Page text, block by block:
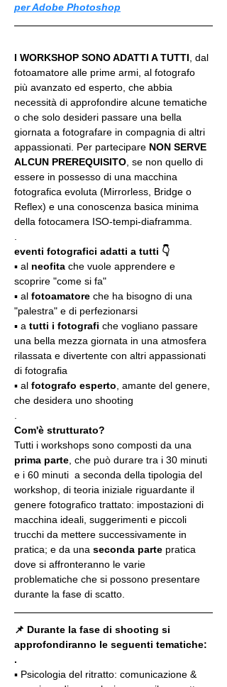
per Adobe Photoshop
I WORKSHOP SONO ADATTI A TUTTI , dal
fotoamatore alle prime armi, al fotografo
più avanzato ed esperto, che abbia
necessità di approfondire alcune tematiche
o che solo desideri passare una bella
giornata a fotografare in compagnia di altri
appassionati. Per partecipare NON SERVE
ALCUN PREREQUISITO , se non quello di
essere in possesso di una macchina
fotografica evoluta (Mirrorless, Bridge o
Reflex) e una conoscenza basica minima
della fotocamera ISO-tempi-diaframma.
eventi fotografici adatti a tutti 👇
▪️ al neofita che vuole apprendere e
scoprire "come si fa"
▪️ al fotoamatore che ha bisogno di una
"palestra" e di perfezionarsi
▪️ a tutti i fotografi che vogliano passare
una bella mezza giornata in una atmosfera
rilassata e divertente con altri appassionati
di fotografia
▪️ al fotografo esperto , amante del genere,
che desidera uno shooting
Com'è strutturato?
Tutti i workshops sono composti da una
prima parte , che può durare tra i 30 minuti
e i 60 minuti  a seconda della tipologia del
workshop, di teoria iniziale riguardante il
genere fotografico trattato: impostazioni di
macchina ideali, suggerimenti e piccoli
trucchi da mettere successivamente in
pratica; e da una seconda parte pratica
dove si affronteranno le varie
problematiche che si possono presentare
durante la fase di scatto.
📌 Durante la fase di shooting si
approfondiranno le seguenti tematiche:
.
▪️ Psicologia del ritratto: comunicazione &